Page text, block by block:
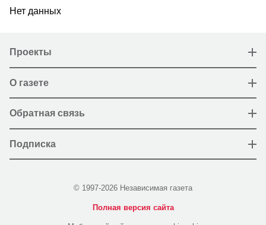
Нет данных
Проекты
О газете
Обратная связь
Подписка
© 1997-2026 Независимая газета
Полная версия сайта